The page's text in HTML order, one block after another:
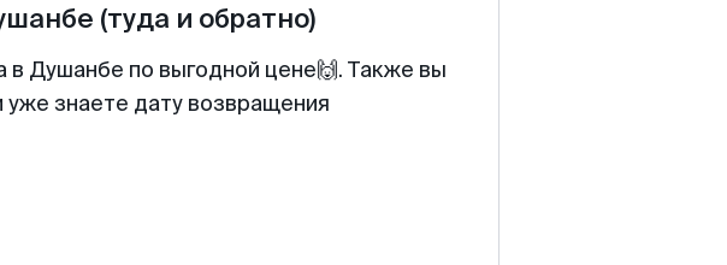
(туда и обратно)
Душанбе по выгодной цене🙌. Также вы
знаете дату возвращения